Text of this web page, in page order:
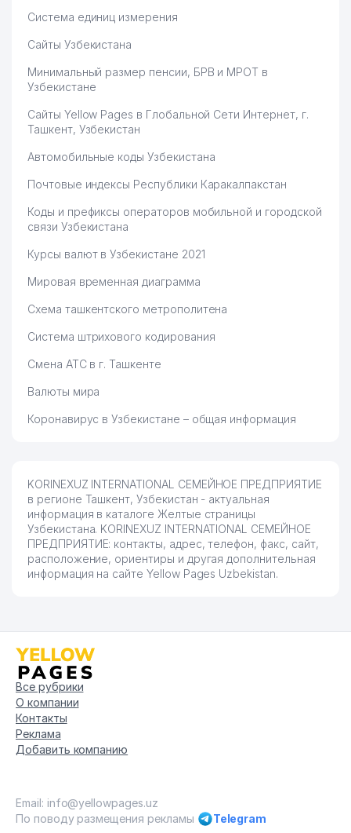
Система единиц измерения
Сайты Узбекистана
Минимальный размер пенсии, БРВ и МРОТ в
Узбекистане
Сайты Yellow Pages в Глобальной Сети Интернет, г.
Ташкент, Узбекистан
Автомобильные коды Узбекистана
Почтовые индексы Республики Каракалпакстан
Коды и префиксы операторов мобильной и городской
связи Узбекистана
Курсы валют в Узбекистане 2021
Мировая временная диаграмма
Схема ташкентского метрополитена
Система штрихового кодирования
Смена АТС в г. Ташкенте
Валюты мира
Коронавирус в Узбекистане – общая информация
KORINEXUZ INTERNATIONAL СЕМЕЙНОЕ ПРЕДПРИЯТИЕ
в регионе Ташкент, Узбекистан - актуальная
информация в каталоге Желтые страницы
Узбекистана. KORINEXUZ INTERNATIONAL СЕМЕЙНОЕ
ПРЕДПРИЯТИЕ: контакты, адрес, телефон, факс, сайт,
расположение, ориентиры и другая дополнительная
информация на сайте Yellow Pages Uzbekistan.
Все рубрики
О компании
Контакты
Реклама
Добавить компанию
Email: info@yellowpages.uz
По поводу размещения рекламы
Telegram